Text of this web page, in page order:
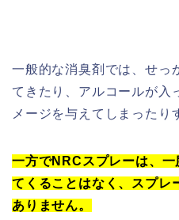
一般的な消臭剤では、せっ
てきたり、アルコールが入
メージを与えてしまったり
一方でNRCスプレーは、
てくることはなく、スプレ
ありません。